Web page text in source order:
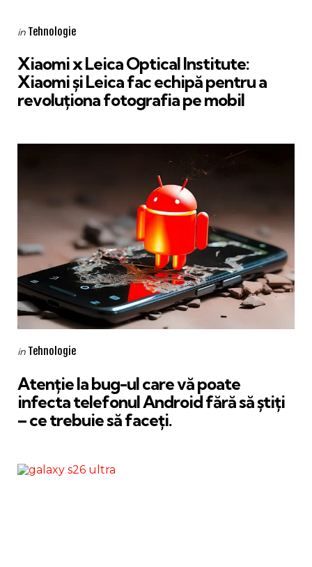
Categories
Posted
in Tehnologie
Xiaomi x Leica Optical Institute:
Xiaomi și Leica fac echipă pentru a
revoluționa fotografia pe mobil
Categories
Posted
in Tehnologie
Atenție la bug-ul care vă poate
infecta telefonul Android fără să știți
– ce trebuie să faceți.